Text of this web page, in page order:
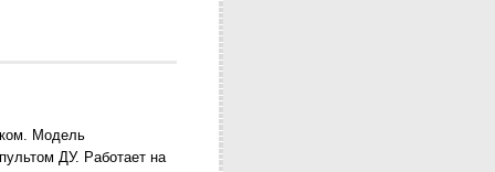
Модель
ДУ. Работает на